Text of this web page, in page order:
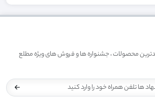
محصولات ، جشنواره ها و فروش های ویژه مطلع